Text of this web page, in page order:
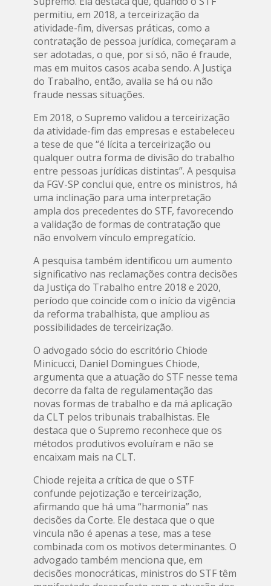
permitiu, em 2018, a terceirização da
atividade-fim, diversas práticas, como a
contratação de pessoa jurídica, começaram a
ser adotadas, o que, por si só, não é fraude,
mas em muitos casos acaba sendo. A Justiça
do Trabalho, então, avalia se há ou não
fraude nessas situações.
Em 2018, o Supremo validou a terceirização
da atividade-fim das empresas e estabeleceu
a tese de que “é lícita a terceirização ou
qualquer outra forma de divisão do trabalho
entre pessoas jurídicas distintas”. A pesquisa
da FGV-SP conclui que, entre os ministros, há
uma inclinação para uma interpretação
ampla dos precedentes do STF, favorecendo
a validação de formas de contratação que
não envolvem vínculo empregatício.
A pesquisa também identificou um aumento
significativo nas reclamações contra decisões
da Justiça do Trabalho entre 2018 e 2020,
período que coincide com o início da vigência
da reforma trabalhista, que ampliou as
possibilidades de terceirização.
O advogado sócio do escritório Chiode
Minicucci, Daniel Domingues Chiode,
argumenta que a atuação do STF nesse tema
decorre da falta de regulamentação das
novas formas de trabalho e da má aplicação
da CLT pelos tribunais trabalhistas. Ele
destaca que o Supremo reconhece que os
métodos produtivos evoluíram e não se
encaixam mais na CLT.
Chiode rejeita a crítica de que o STF
confunde pejotização e terceirização,
afirmando que há uma “harmonia” nas
decisões da Corte. Ele destaca que o que
vincula não é apenas a tese, mas a tese
combinada com os motivos determinantes. O
advogado também menciona que, em
decisões monocráticas, ministros do STF têm